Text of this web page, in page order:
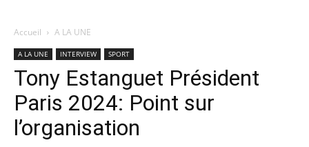
Accueil A LA UNE
A LA UNE INTERVIEW SPORT
Tony Estanguet Président
Paris 2024: Point sur
l’organisation